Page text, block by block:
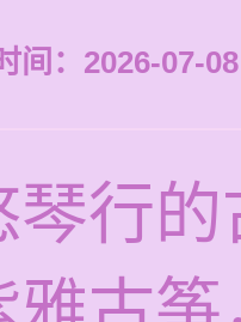
间：2026-07-
琴行